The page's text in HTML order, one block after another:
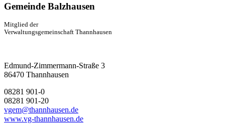
Gemeinde Balzhausen
Mitglied der
Verwaltungsgemeinschaft Thannhausen
Edmund-Zimmermann-Straße 3
86470 Thannhausen
08281 901-0
08281 901-20
vgem@thannhausen.de
www.vg-thannhausen.de